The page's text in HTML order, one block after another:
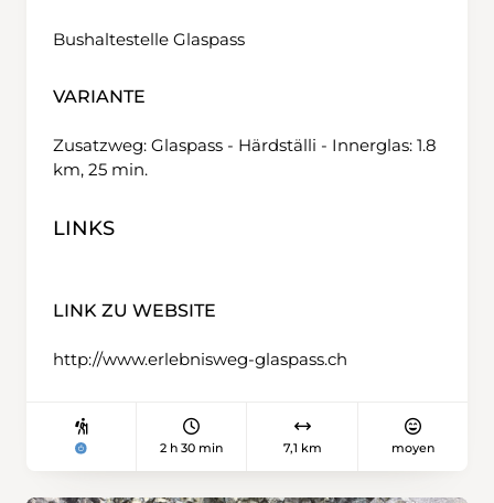
Bushaltestelle Glaspass
VARIANTE
Zusatzweg: Glaspass - Härdställi - Innerglas: 1.8
km, 25 min.
LINKS
LINK ZU WEBSITE
http://www.erlebnisweg-glaspass.ch
2 h 30 min 7,1 km moyen